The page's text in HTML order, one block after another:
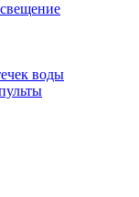
воды